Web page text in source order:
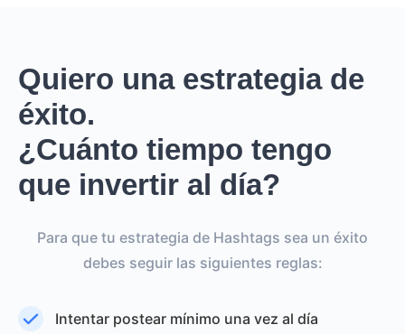
Quiero una estrategia de
éxito.
¿Cuánto tiempo tengo
que invertir al día?
Para que tu estrategia de Hashtags sea un éxito
debes seguir las siguientes reglas:
Intentar postear mínimo una vez al día